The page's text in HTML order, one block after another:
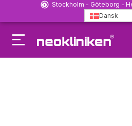
Stockholm - Göteborg -
Dansk